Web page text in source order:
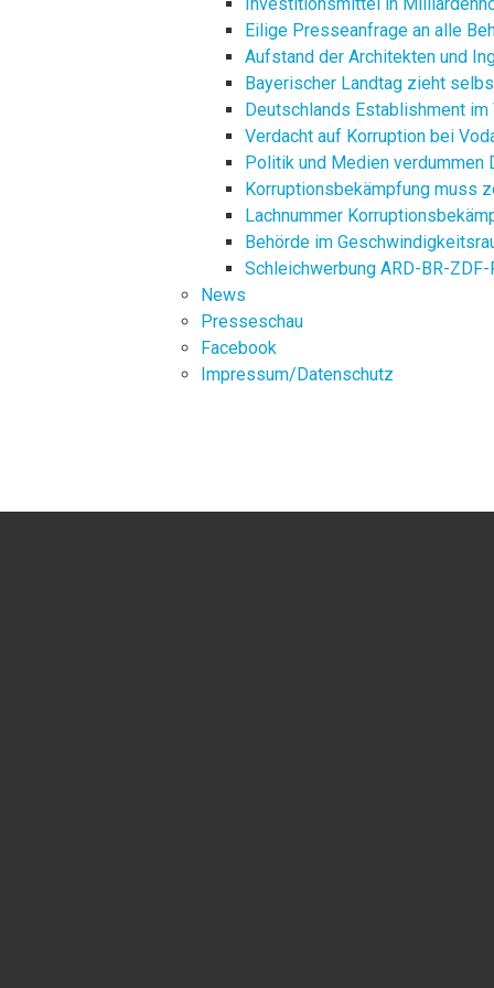
Eilige Presseanfrage an alle
Aufstand der Architekten und
Bayerischer Landtag zieht
Deutschlands Establishment
Verdacht auf Korruption bei
Politik und Medien verdummen
Korruptionsbekämpfung muss
Lachnummer
Behörde im
Schleichwerbung ARD-BR-
News
Presseschau
Facebook
Impressum/Datenschutz